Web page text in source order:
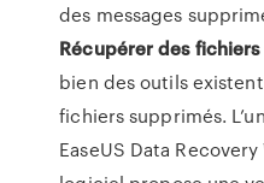
des messages
Récupérer des fichiers
bien des outils
fichiers supprimés.
EaseUS Data